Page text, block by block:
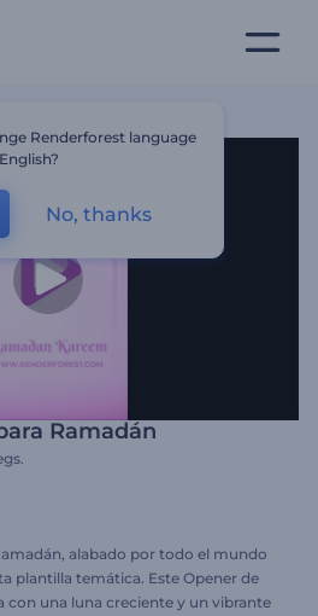
Ramadán
alabado por todo el mundo
plantilla temática. Este Opener de
con una luna creciente y un vibrante
Renderforest language
No, thanks